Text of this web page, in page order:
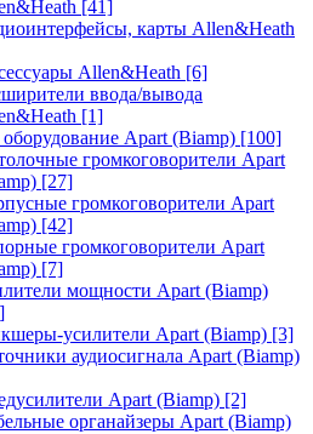
[41]
карты Allen&Heath
Allen&Heath [6]
ввода/вывода
[1]
оборудование Apart (Biamp) [100]
громкоговорители Apart
[27]
громкоговорители Apart
[42]
громкоговорители Apart
[7]
мощности Apart (Biamp)
усилители Apart (Biamp) [3]
аудиосигнала Apart (Biamp)
Apart (Biamp) [2]
органайзеры Apart (Biamp)